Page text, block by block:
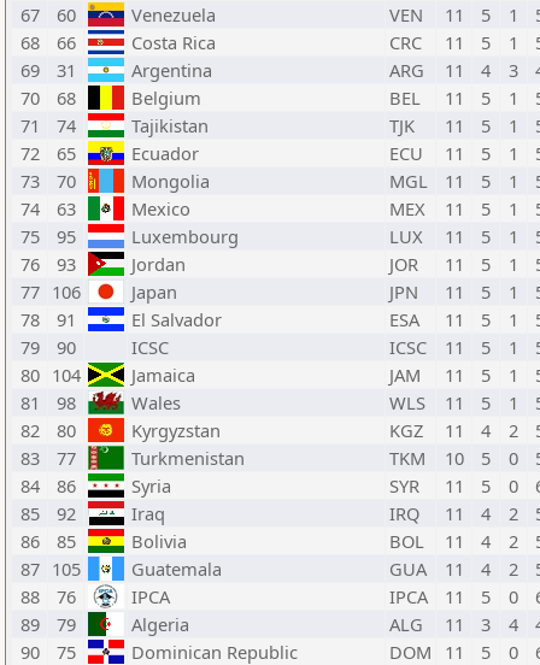
67
60 Venezuela VEN 11 5 1
68
66 Costa Rica CRC 11 5 1
69
31 Argentina ARG 11 4 3
70
68 Belgium BEL 11 5 1
71
74 Tajikistan TJK 11 5 1
72
65 Ecuador ECU 11 5 1
73
70 Mongolia MGL 11 5 1
74
63 Mexico MEX 11 5 1
75
95 Luxembourg LUX 11 5 1
76
93 Jordan JOR 11 5 1
77 106 Japan JPN 11 5 1
78
91 El Salvador ESA 11 5 1
79
90 ICSC ICSC 11 5 1
80 104 Jamaica JAM 11 5 1
81
98 Wales WLS 11 5 1
82
80 Kyrgyzstan KGZ 11 4 2
83
77 Turkmenistan TKM 10 5 0
84
86 Syria SYR 11 5 0
85
92 Iraq IRQ 11 4 2
86
85 Bolivia BOL 11 4 2
87 105 Guatemala GUA 11 4 2
88
76 IPCA IPCA 11 5 0
89
79 Algeria ALG 11 3 4
90
75 Dominican Republic DOM 11 5 0